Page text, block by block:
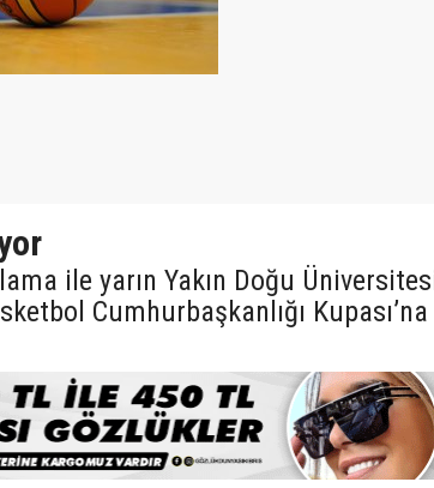
ile yarın Yakın Doğu
Cumhurbaşkanlığı Kupası’na